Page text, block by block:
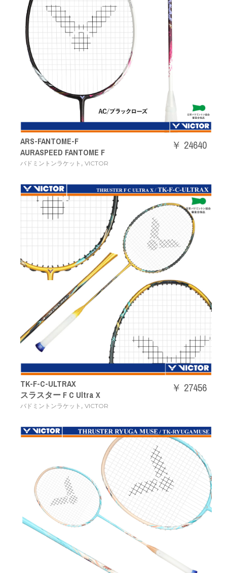
ARS-FANTOME-F
AURASPEED FANTOME F
バドミントンラケット , VICTOR
￥ 24640
TK-F-C-ULTRAX
スラスター F C Ultra X
バドミントンラケット , VICTOR
￥ 27456